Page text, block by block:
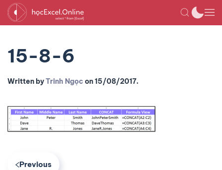
15-8-6
Written byTrinh Ngọc on15/08/2017.
Previous